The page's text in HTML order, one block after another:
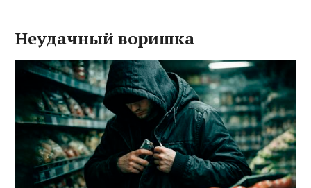
Неудачный воришка